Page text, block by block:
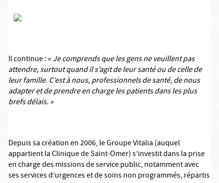
Il continue : « Je comprends que les gens ne veuillent pas
attendre, surtout quand il s’agit de leur santé ou de celle de
leur famille. C’est à nous, professionnels de santé, de nous
adapter et de prendre en charge les patients dans les plus
brefs délais. »
Depuis sa création en 2006, le Groupe Vitalia (auquel
appartient la Clinique de Saint-Omer) s’investit dans la prise
en charge des missions de service public, notamment avec
ses services d’urgences et de soins non programmés, répartis